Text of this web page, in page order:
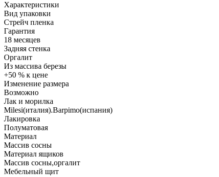
Характеристики
Вид упаковки
Стрейч пленка
Гарантия
18 месяцев
Задняя стенка
Оргалит
Из массива березы
+50 % к цене
Изменение размера
Возможно
Лак и морилка
Milesi(италия).Barpimo(испания)
Лакировка
Полуматовая
Материал
Массив сосны
Материал ящиков
Массив сосны,оргалит
Мебельный щит